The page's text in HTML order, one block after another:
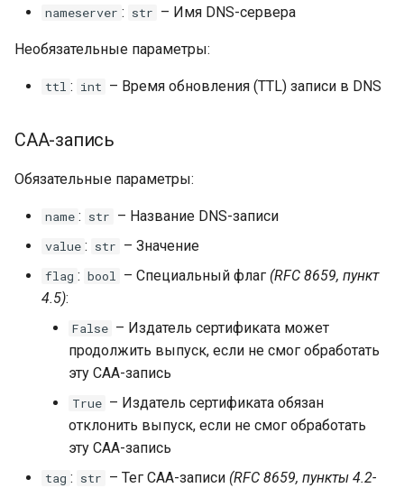
nameserver : str – Имя DNS-сервера
Необязательные параметры:
ttl : int – Время обновления (TTL) записи в DNS
CAA-запись
Обязательные параметры:
name : str – Название DNS-записи
value : str – Значение
flag : bool – Специальный флаг (RFC 8659, пункт
4.5):
False – Издатель сертификата может
продолжить выпуск, если не смог обработать
эту CAA-запись
True – Издатель сертификата обязан
отклонить выпуск, если не смог обработать
эту CAA-запись
tag : str – Тег CAA-записи (RFC 8659, пункты 4.2-